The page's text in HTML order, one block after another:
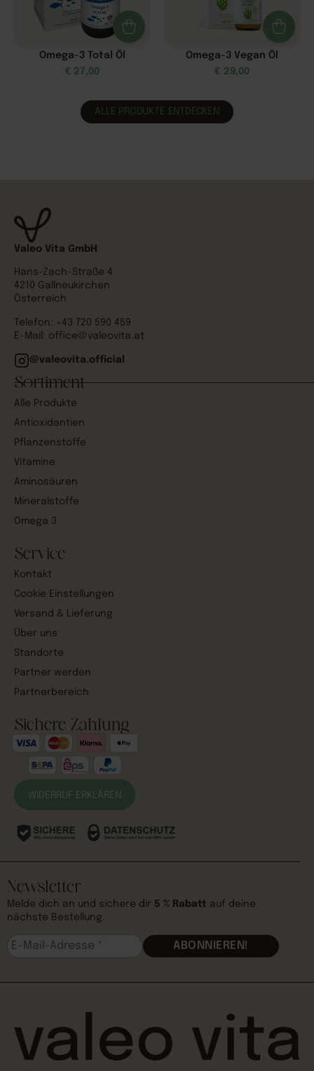
Omega-3 Total Öl
€ 27,00
Omega-3 Vegan Öl
€ 29,00
ALLE PRODUKTE ENTDECKEN
Valeo Vita GmbH
Hans-Zach-Straße 4
4210 Gallneukirchen
Österreich
Telefon: +43 720 590 459
E-Mail: office@valeovita.at
@valeovita.official
Sortiment
Alle Produkte
Antioxidantien
Pflanzenstoffe
Vitamine
Aminosäuren
Mineralstoffe
Omega 3
Service
Kontakt
Cookie Einstellungen
Versand & Lieferung
Über uns
Standorte
Partner werden
Partnerbereich
Sichere Zahlung
WIDERRUF ERKLÄREN
Newsletter
Melde dich an und sichere dir 5 % Rabatt auf deine
nächste Bestellung.